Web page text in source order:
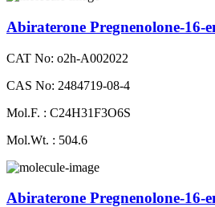
Abiraterone Pregnenolone-16-
CAT No: o2h-A002022
CAS No: 2484719-08-4
Mol.F. : C24H31F3O6S
Mol.Wt. : 504.6
Abiraterone Pregnenolone-16-